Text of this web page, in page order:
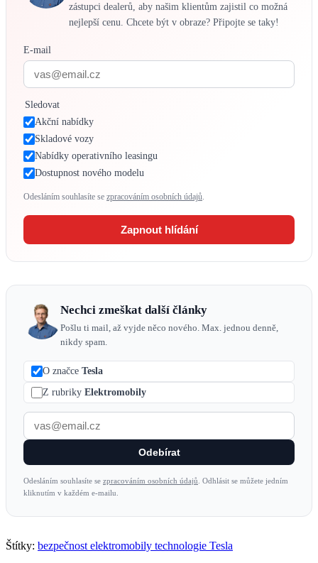
zástupci dealerů, aby našim klientům zajistil co možná
nejlepší cenu. Chcete být v obraze? Připojte se taky!
E-mail
Sledovat
Akční nabídky
Skladové vozy
Nabídky operativního leasingu
Dostupnost nového modelu
Odesláním souhlasíte se zpracováním osobních údajů.
Zapnout hlídání
Nechci zmeškat další články
Pošlu ti mail, až vyjde něco nového. Max. jednou denně,
nikdy spam.
O značce Tesla
Z rubriky Elektromobily
Odebírat
Odesláním souhlasíte se zpracováním osobních údajů . Odhlásit se můžete jedním
kliknutím v každém e-mailu.
Štítky: bezpečnost elektromobily technologie Tesla